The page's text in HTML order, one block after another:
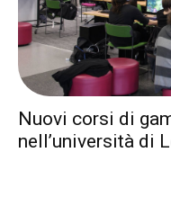
Nuovi corsi di
nell’università di